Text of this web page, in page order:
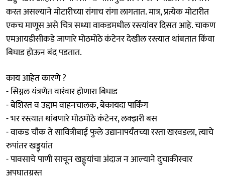
करत असल्याने मोटारीच्या रांगाच रांगा लागतात. मात्र, प्रत्येक मोटारीत
एकच माणूस असे चित्र सध्या वाकडमधील रस्त्यांवर दिसत आहे. चाकण
एमआयडीसीकडे जाणारे मोठमोठे कंटेनर देखील रस्त्यात थांबतात किंवा
बिघाड होऊन बंद पडतात.
काय आहेत कारणे ?
- सिग्नल यंत्रणेत वारंवार होणारा बिघाड
- बेशिस्त व उद्दाम वाहनचालक, बेकायदा पार्किंग
- भर रस्त्यात थांबणारे मोठमोठे कंटेनर, लक्झरी बस
- वाकड चौक ते सावित्रीबाई फुले उद्यानापर्यंतच्या रस्ता खरवडला, त्याचे
रुपांतर खड्ड्यांत
- पावसाचे पाणी साचून खड्ड्यांचा अंदाज न आल्याने दुचाकीस्वार
अपघातग्रस्त